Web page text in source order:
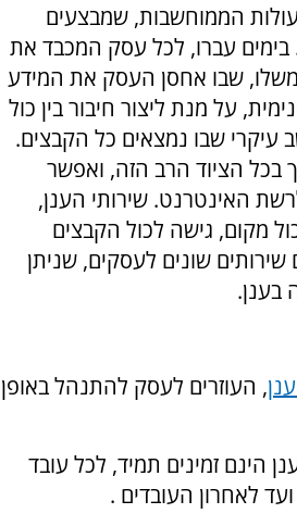
הממוחשבות, שמבצעים
בימים עברו, לכל עסק המכבד את
שבו אחסן העסק את המידע
על מנת ליצור חיבור בין כול
שבו נמצאים כל הקבצים.
בכל הציוד הרב הזה, ואפשר
האינטרנט. שירותי הענן,
מקום, גישה לכול הקבצים
שירותים שונים לעסקים, שניתן
, העוזרים לעסק להתנהל באופן
הינם זמינים תמיד, לכל עובד
לאחרון העובדים .